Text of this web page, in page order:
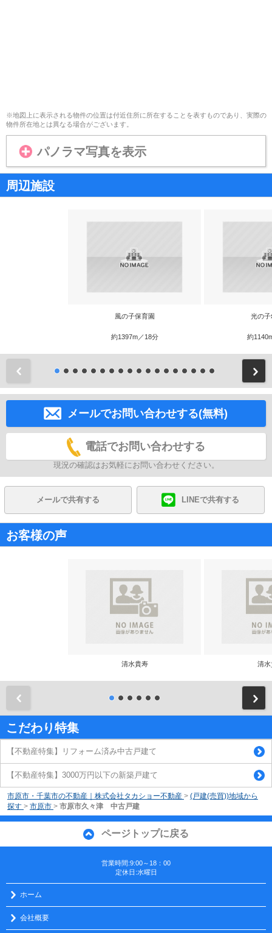
※地図上に表示される物件の位置は付近住所に所在することを表すものであり、実際の
物件所在地とは異なる場合がございます。
パノラマ写真を表示
周辺施設
風の子保育園
約1397m／18分
光の子
約
メールでお問い合わせする(無料)
電話でお問い合わせする
現況の確認はお気軽にお問い合わせください。
メールで共有する LINEで共有する
お客様の声
清水貴寿 清水
こだわり特集
【不動産特集】リフォーム済み中古戸建て
【不動産特集】3000万円以下の新築戸建て
市原市・千葉市の不動産｜株式会社タカショー不動産 > (戸建(売買))地域から
探す > 市原市 > 市原市久々津 中古戸建
ページトップに戻る
営業時間:9:00～18：00
定休日:水曜日
ホーム
会社概要